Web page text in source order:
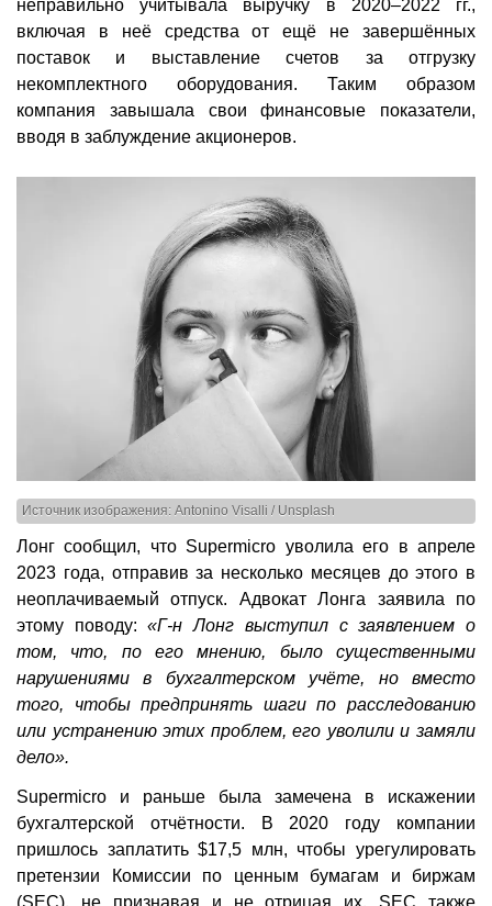
неправильно учитывала выручку в 2020–2022 гг.,
включая в неё средства от ещё не завершённых
поставок и выставление счетов за отгрузку
некомплектного оборудования. Таким образом
компания завышала свои финансовые показатели,
вводя в заблуждение акционеров.
Источник изображения: Antonino Visalli / Unsplash
Лонг сообщил, что Supermicro уволила его в апреле
2023 года, отправив за несколько месяцев до этого в
неоплачиваемый отпуск. Адвокат Лонга заявила по
этому поводу:«Г-н Лонг выступил с заявлением о
том, что, по его мнению, было существенными
нарушениями в бухгалтерском учёте, но вместо
того, чтобы предпринять шаги по расследованию
или устранению этих проблем, его уволили и замяли
дело».
Supermicro и раньше была замечена в искажении
бухгалтерской отчётности. В 2020 году компании
пришлось заплатить $17,5 млн, чтобы урегулировать
претензии Комиссии по ценным бумагам и биржам
(SEC), не признавая и не отрицая их. SEC также